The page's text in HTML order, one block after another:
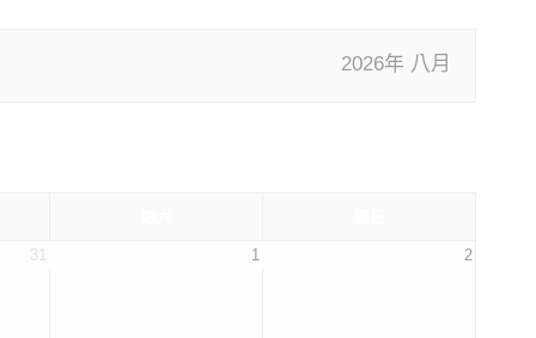
2026年 八月
31 1 2